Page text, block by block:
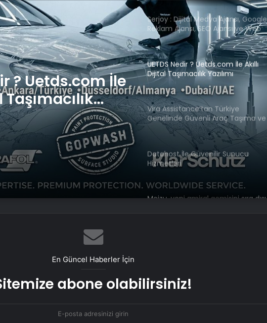
? Uetds.com İle
Serjoy : Dijital Medya Ajansı, Google
Reklam Ajansı, SEO Ajansı ve Web
Tasarım Ajansı
UETDS Nedir ? Uetds.com İle Akıllı
Dijital Taşımacılık Yazılımı
Vira Assistance’tan Türkiye
Genelinde Güvenli Araç Taşıma ve
Yol Yardım Atağı
Datahost İle Güvenilir Sunucu
Hizmetleri
Meizu, yeni amiral gemisini sıra dışı
Ambulans uçak dağlık bölgeye
En Güncel Haberler İçin
abone olabilirsiniz!